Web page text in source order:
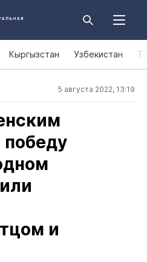
Кыргызстан Узбекистан
5 августа 2022, 13:19
и